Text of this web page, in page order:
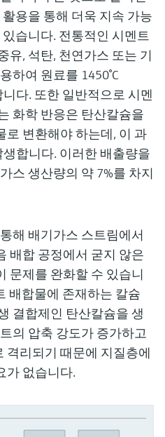
용을 통해 더욱 지속 가능
습니다. 전통적인 시멘트
유, 석탄, 천연가스 또는 기
하여 원료를 1450°C
다. 또한 일반적으로 시멘
화학 반응은 탄산칼슘을
로 변환해야 하는데, 이 과
생합니다. 이러한 배출량을
스 생산량의 약 7%를 차지
해 배기가스 스트림에서
배합 공정에서 굳지 않은
문제를 완화할 수 있습니
배합물에 존재하는 칼슘
결합제인 탄산칼슘을 생
의 압축 강도가 증가하고
격리되기 때문에 지질층에
가 없습니다.